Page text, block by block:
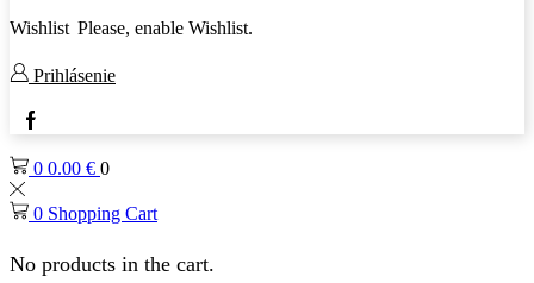
Wishlist Please, enable Wishlist.
Prihlásenie
Facebook
0 0.00 € 0
0 Shopping Cart
No products in the cart.